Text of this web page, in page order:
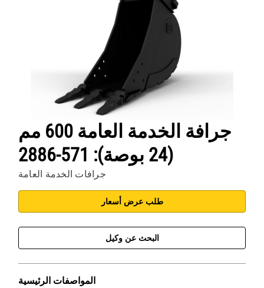
جرافة الخدمة العامة 600 مم
(24 بوصة): 571-2886
جرافات الخدمة العامة
طلب عرض أسعار
البحث عن وكيل
المواصفات الرئيسية